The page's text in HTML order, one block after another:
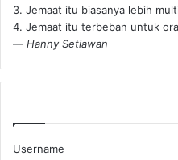
3. Jemaat itu biasanya lebih
4. Jemaat itu terbeban untuk
— Hanny Setiawan
Username